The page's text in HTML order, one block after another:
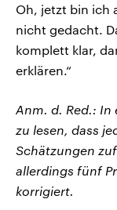
Oh, jetzt bin ich
nicht gedacht.
komplett klar,
erklären.“
Anm. d. Red.: In
zu lesen, dass
Schätzungen
allerdings fünf
korrigiert.